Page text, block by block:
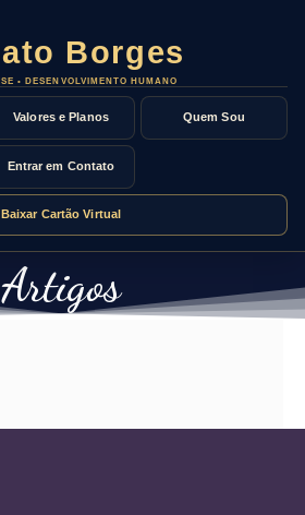
Valores e Planos Quem Sou
Entrar em Contato
Baixar Cartão Virtual
Artigos